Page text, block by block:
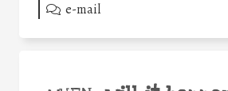
e-mail